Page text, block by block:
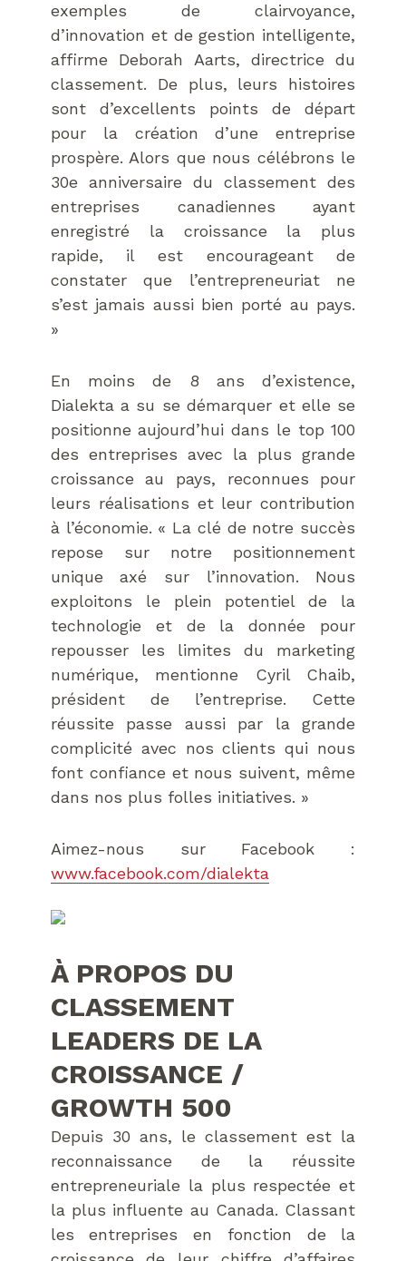
exemples de clairvoyance,
d’innovation et de gestion intelligente,
affirme Deborah Aarts, directrice du
classement. De plus, leurs histoires
sont d’excellents points de départ
pour la création d’une entreprise
prospère. Alors que nous célébrons le
30e anniversaire du classement des
entreprises canadiennes ayant
enregistré la croissance la plus
rapide, il est encourageant de
constater que l’entrepreneuriat ne
s’est jamais aussi bien porté au pays.
»
En moins de 8 ans d’existence,
Dialekta a su se démarquer et elle se
positionne aujourd’hui dans le top 100
des entreprises avec la plus grande
croissance au pays, reconnues pour
leurs réalisations et leur contribution
à l’économie. « La clé de notre succès
repose sur notre positionnement
unique axé sur l’innovation. Nous
exploitons le plein potentiel de la
technologie et de la donnée pour
repousser les limites du marketing
numérique, mentionne Cyril Chaib,
président de l’entreprise. Cette
réussite passe aussi par la grande
complicité avec nos clients qui nous
font confiance et nous suivent, même
dans nos plus folles initiatives. »
Aimez-nous sur Facebook :
www.facebook.com/dialekta
À PROPOS DU
CLASSEMENT
LEADERS DE LA
CROISSANCE /
GROWTH 500
Depuis 30 ans, le classement est la
reconnaissance de la réussite
entrepreneuriale la plus respectée et
la plus influente au Canada. Classant
les entreprises en fonction de la